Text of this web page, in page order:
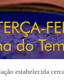
estabelecida